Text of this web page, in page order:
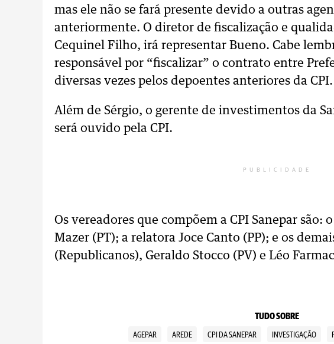
mas ele não se fará presente devido a outras
anteriormente. O diretor de fiscalização e
Cequinel Filho, irá representar Bueno. Cabe
responsável por “fiscalizar” o contrato entre
diversas vezes pelos depoentes anteriores da CPI.
Além de Sérgio, o gerente de investimentos da
será ouvido pela CPI.
PUBLICIDADE
Os vereadores que compõem a CPI Sanepar são:
Mazer (PT); a relatora Joce Canto (PP); e os
(Republicanos), Geraldo Stocco (PV) e Léo
TUDO SOBRE
AGEPAR AREDE CPI DA SANEPAR INVESTIGAÇÃO